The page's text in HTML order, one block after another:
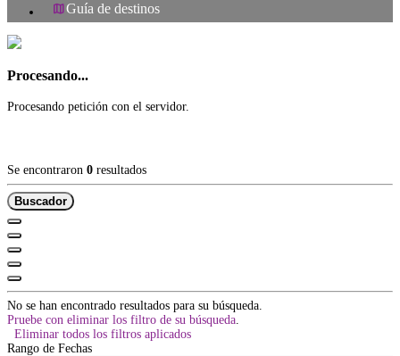
Guía de destinos
Procesando...
Procesando petición con el servidor.
Se encontraron 0 resultados
Buscador
No se han encontrado resultados para su búsqueda.
Pruebe con eliminar los filtro de su búsqueda
Eliminar todos los filtros aplicados
Rango de Fechas